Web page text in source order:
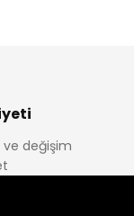
Melra
%22
Koren
ve değişim